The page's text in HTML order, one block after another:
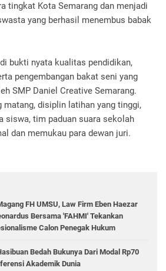
tingkat Kota Semarang dan menjadi
yang berhasil menembus babak
bukti nyata kualitas pendidikan,
pengembangan bakat seni yang
SMP Daniel Creative Semarang.
matang, disiplin latihan yang tinggi,
siswa, tim paduan suara sekolah
dan memukau para dewan juri.
FH UMSU, Law Firm Eben Haezar
Bersama 'FAHMI' Tekankan
Calon Penegak Hukum
Bedah Bukunya Dari Modal Rp70
Akademik Dunia